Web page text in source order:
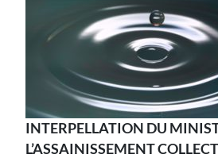
INTERPELLATION DU
L’ASSAINISSEMENT